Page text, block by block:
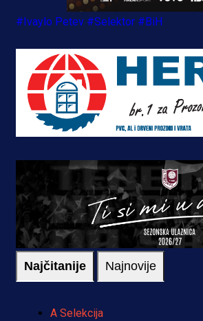
#Ivaylo Petev #Selektor #BiH
Najčitanije Najnovije
A Selekcija